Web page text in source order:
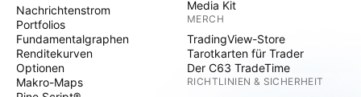
Nachrichtenstrom
Portfolios
Fundamentalgraphen
Renditekurven
Optionen
Makro-Maps
Media Kit
MERCH
TradingView-Store
Tarotkarten für Trader
Der C63 TradeTime
RICHTLINIEN & SICHERHEIT